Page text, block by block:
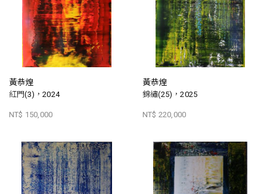
黃恭煌
紅門(3)，2024
NT$ 150,000
黃恭煌
錦繡(25)，2025
NT$ 220,000